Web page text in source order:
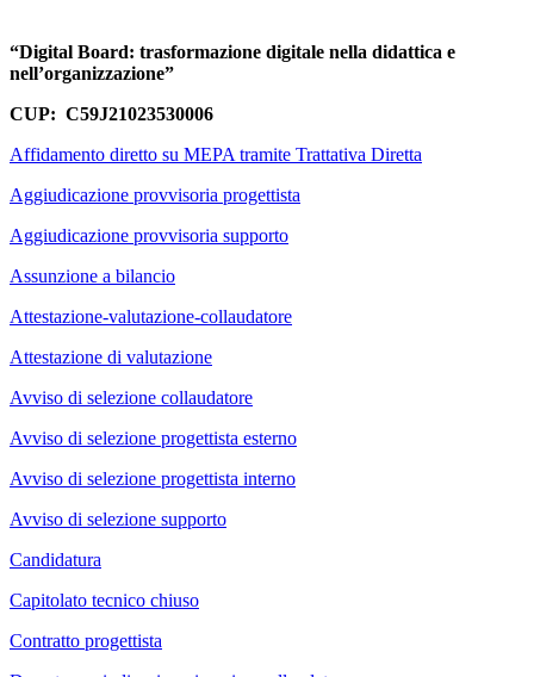
“Digital Board: trasformazione digitale nella didattica e
nell’organizzazione”
CUP: C59J21023530006
Affidamento diretto su MEPA tramite Trattativa Diretta
Aggiudicazione provvisoria progettista
Aggiudicazione provvisoria supporto
Assunzione a bilancio
Attestazione-valutazione-collaudatore
Attestazione di valutazione
Avviso di selezione collaudatore
Avviso di selezione progettista esterno
Avviso di selezione progettista interno
Avviso di selezione supporto
Candidatura
Capitolato tecnico chiuso
Contratto progettista